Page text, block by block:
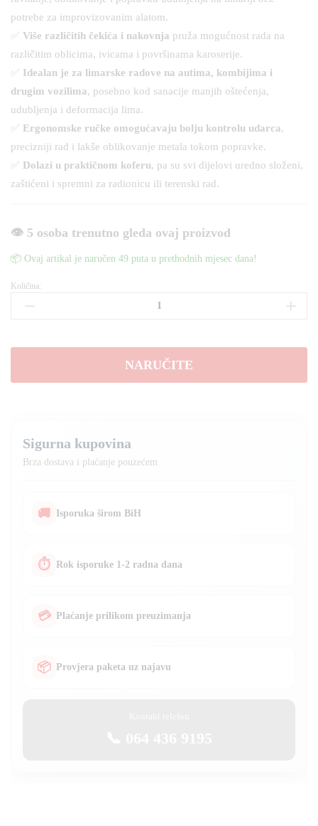
potrebe za improvizovanim alatom.
Više različitih čekića i nakovnja pruža mogućnost rada na
različitim oblicima, ivicama i površinama karoserije.
Idealan je za limarske radove na autima, kombijima i
drugim vozilima, posebno kod sanacije manjih oštećenja,
udubljenja i deformacija lima.
Ergonomske ručke omogućavaju bolju kontrolu udarca,
precizniji rad i lakše oblikovanje metala tokom popravke.
Dolazi u praktičnom koferu, pa su svi dijelovi uredno složeni,
zaštićeni i spremni za radionicu ili terenski rad.
👁️ 5 osoba trenutno gleda ovaj proizvod
📦 Ovaj artikal je naručen 49 puta u prethodnih mjesec dana!
Set
čekića
karoserije
količina
Količina:
NARUČITE
Sigurna kupovina
Brza dostava i plaćanje pouzećem
🚚 Isporuka širom BiH
⏱ Rok isporuke 1-2 radna dana
💳 Plaćanje prilikom preuzimanja
📦 Provjera paketa uz najavu